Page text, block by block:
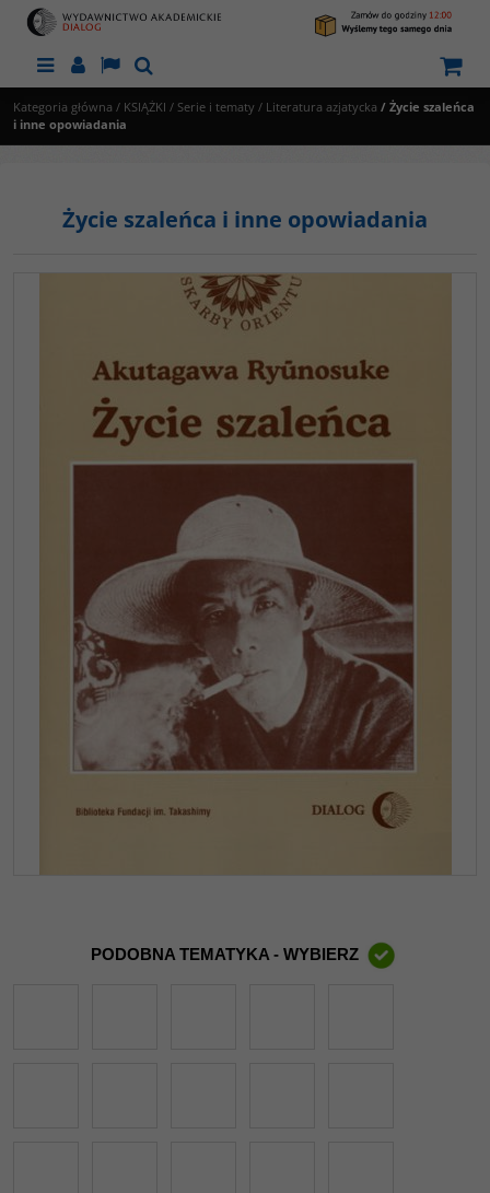
MenuPanelLangSzukaj
Kategoria główna / KSIĄŻKI / Serie i tematy / Literatura azjatycka / Życie szaleńca
i inne opowiadania
Życie szaleńca i inne opowiadania
PODOBNA TEMATYKA - WYBIERZ